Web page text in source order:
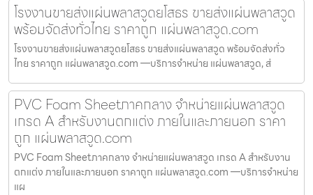
โรงงานขายส่งแผ่นพลาสวูดยโสธร ขายส่งแผ่นพลาสวูด
พร้อมจัดส่งทั่วไทย ราคาถูก แผ่นพลาสวูด.com
โรงงานขายส่งแผ่นพลาสวูดยโสธร ขายส่งแผ่นพลาสวูด พร้อมจัดส่งทั่ว
ไทย ราคาถูก แผ่นพลาสวูด.com —บริการจำหน่าย แผ่นพลาสวูด, ส่
PVC Foam Sheetภาคกลาง จำหน่ายแผ่นพลาสวูด
เกรด A สำหรับงานตกแต่ง ภายในและภายนอก ราคา
ถูก แผ่นพลาสวูด.com
PVC Foam Sheetภาคกลาง จำหน่ายแผ่นพลาสวูด เกรด A สำหรับงาน
ตกแต่ง ภายในและภายนอก ราคาถูก แผ่นพลาสวูด.com —บริการจำหน่าย
แผ